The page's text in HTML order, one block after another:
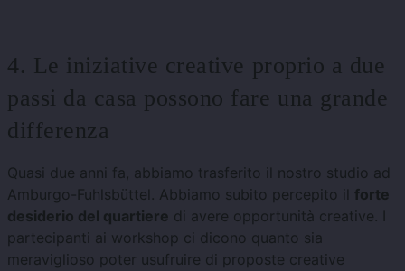
4. Le iniziative creative proprio a due
passi da casa possono fare una grande
differenza
Quasi due anni fa, abbiamo trasferito il nostro studio ad
Amburgo-Fuhlsbüttel. Abbiamo subito percepito il forte
desiderio del quartiere di avere opportunità creative. I
partecipanti ai workshop ci dicono quanto sia
meraviglioso poter usufruire di proposte creative